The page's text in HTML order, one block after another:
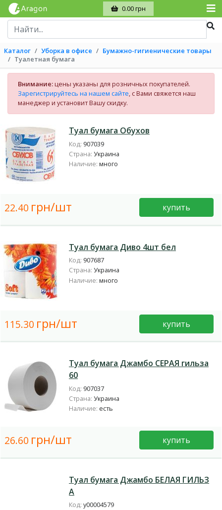
0.00 грн
Каталог Уборка в офисе
Бумажно-гигиенические товары
Туалетная бумага
Внимание:цены указаны для розничных покупателей.
Зарегистрируйтесь на нашем сайте, с Вами свяжется наш
манеджер и установит Вашу скидку.
Туал бумага Обухов
Код: 907039
Страна: Украина
Наличие: много
22.40 грн/шт купить
Туал бумага Диво 4шт бел
Код: 907687
Страна: Украина
Наличие: много
115.30 грн/шт купить
Туал бумага Джамбо СЕРАЯ гильза
60
Код: 907037
Страна: Украина
Наличие: есть
26.60 грн/шт купить
Туал бумага Джамбо БЕЛАЯ ГИЛЬЗ
А
Код: у00004579